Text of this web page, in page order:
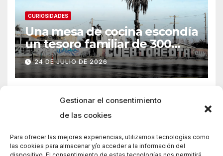
Gestionar el consentimiento
de las cookies
Para ofrecer las mejores experiencias, utilizamos tecnologías como
las cookies para almacenar y/o acceder a la información del
CURIOSIDADES
Una mesa de cocina escondía
un tesoro familiar de 300
años
24 DE JULIO DE 2026